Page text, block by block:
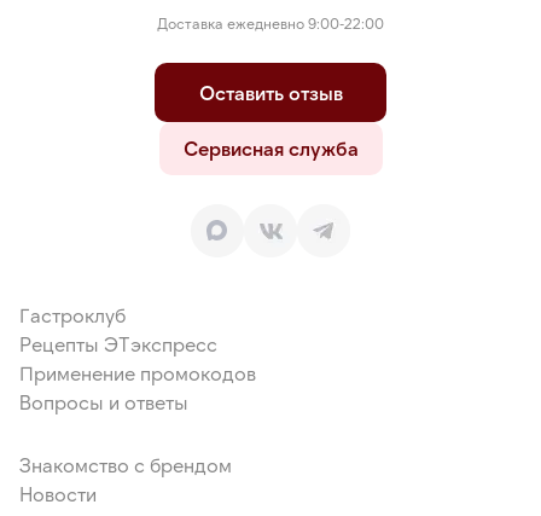
Доставка ежедневно 9:00-22:00
Оставить отзыв
Сервисная служба
Гастроклуб
Рецепты ЭТэкспресс
Применение промокодов
Вопросы и ответы
Знакомство с брендом
Новости